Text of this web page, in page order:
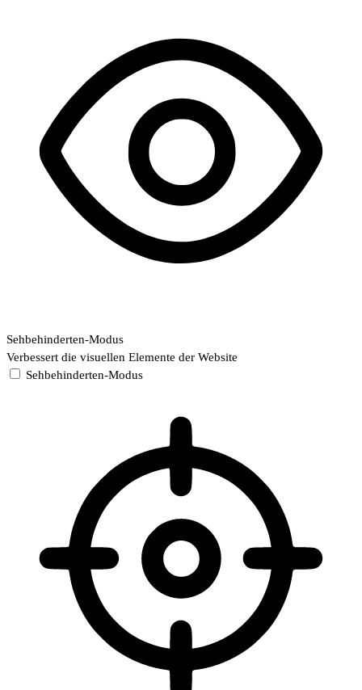
Sehbehinderten-Modus
Verbessert die visuellen Elemente der Website
Sehbehinderten-Modus